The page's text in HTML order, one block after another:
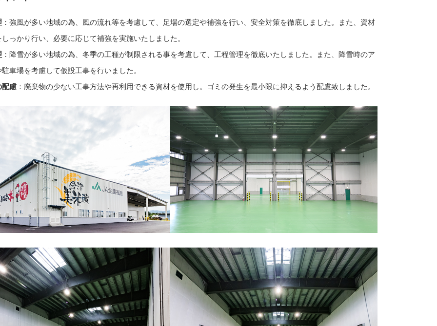
：強風が多い地域の為、風の流れ等を考慮して、足場の選定や補強を行い、安全対策を徹底しました。また、資材
っかり行い、必要に応じて補強を実施いたしました。
：降雪が多い地域の為、冬季の工種が制限される事を考慮して、工程管理を徹底いたしました。また、降雪時のア
車場を考慮して仮設工事を行いました。
配慮：廃棄物の少ない工事方法や再利用できる資材を使用し。ゴミの発生を最小限に抑えるよう配慮致しました。